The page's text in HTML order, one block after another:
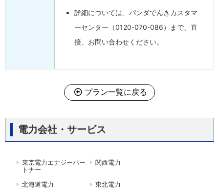
詳細については、パンダでんきカスタマ
ーセンター（0120-070-086）まで、直
接、お問い合わせください。
プラン一覧に戻る
電力会社・サービス
東京電力エナジーパー
トナー
関西電力
北海道電力
東北電力